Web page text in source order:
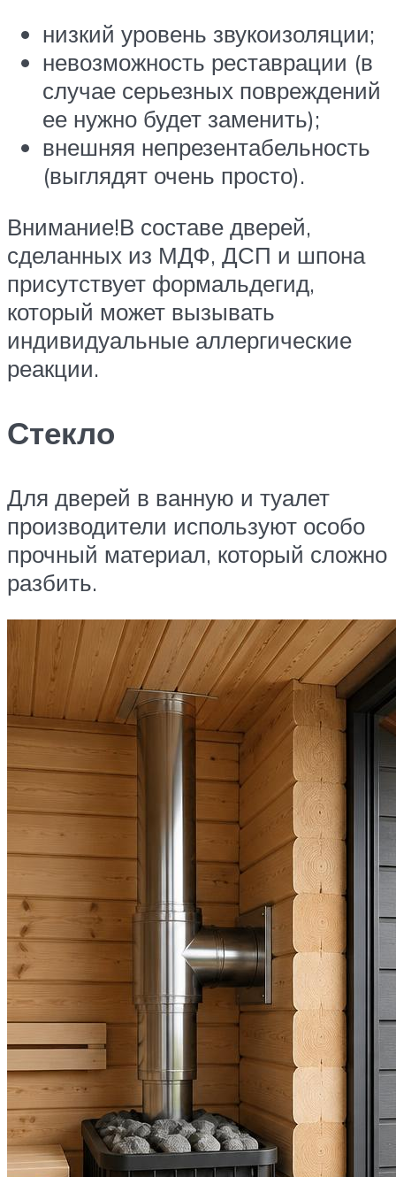
низкий уровень звукоизоляции;
невозможность реставрации (в
случае серьезных повреждений
ее нужно будет заменить);
внешняя непрезентабельность
(выглядят очень просто).
Внимание!В составе дверей,
сделанных из МДФ, ДСП и шпона
присутствует формальдегид,
который может вызывать
индивидуальные аллергические
реакции.
Стекло
Для дверей в ванную и туалет
производители используют особо
прочный материал, который сложно
разбить.